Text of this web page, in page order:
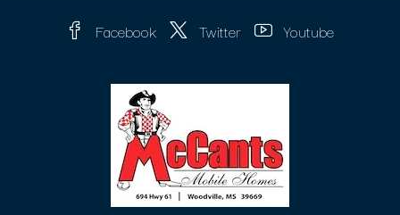
Facebook Twitter Youtube